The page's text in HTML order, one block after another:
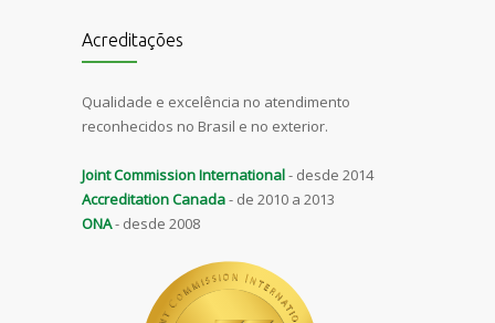
Acreditações
Qualidade e excelência no atendimento
reconhecidos no Brasil e no exterior.
Joint Commission International- desde 2014
Accreditation Canada- de 2010 a 2013
ONA- desde 2008